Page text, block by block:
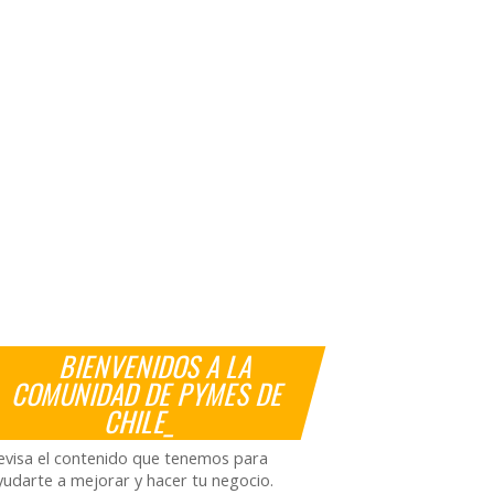
BIENVENIDOS A LA
COMUNIDAD DE PYMES DE
CHILE_
el contenido que tenemos para
a mejorar y hacer tu negocio.